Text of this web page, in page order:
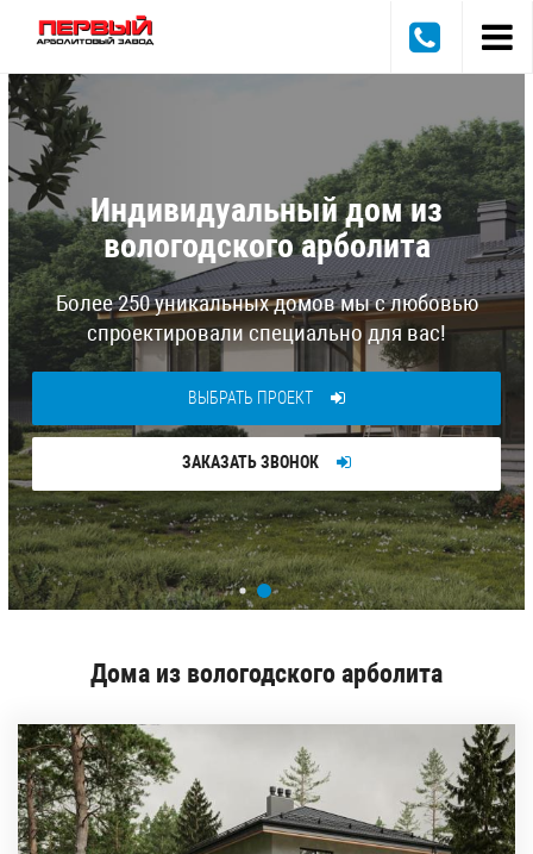
домиз
вологодского арболита
250 уникальных домов мыс любовью
специально для вас!
ВЫБРАТЬ ПРОЕКТ
ЗАКАЗАТЬ ЗВОНОК
дом в ипотеку?
Проще простого!
дом, о котором мечтали -на
условиях вместе с Первый
Арболитовый Завод!
Индивидуальный домиз
вологодского арболита
Более 250 уникальных домов мыс любовью
спроектировали специально для вас!
ВЫБРАТЬ ПРОЕКТ
ЗАКАЗАТЬ ЗВОНОК
Дома из вологодского арболита